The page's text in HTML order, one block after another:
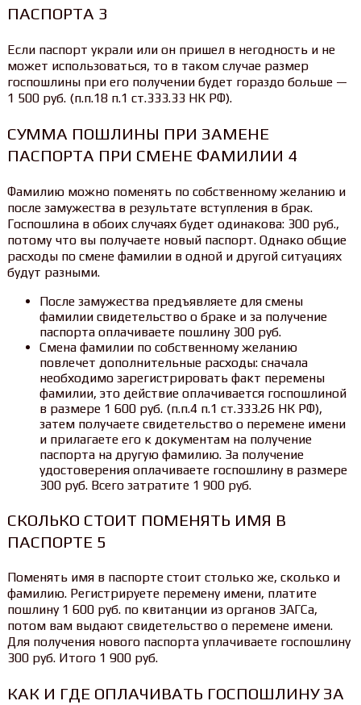
ПАСПОРТА 3
Если паспорт украли или он пришел в негодность и не
может использоваться, то в таком случае размер
госпошлины при его получении будет гораздо больше —
1 500 руб. (п.п.18 п.1 ст.333.33 НК РФ).
СУММА ПОШЛИНЫ ПРИ ЗАМЕНЕ
ПАСПОРТА ПРИ СМЕНЕ ФАМИЛИИ 4
Фамилию можно поменять по собственному желанию и
после замужества в результате вступления в брак.
Госпошлина в обоих случаях будет одинакова: 300 руб.,
потому что вы получаете новый паспорт. Однако общие
расходы по смене фамилии в одной и другой ситуациях
будут разными.
После замужества предъявляете для смены
фамилии свидетельство о браке и за получение
паспорта оплачиваете пошлину 300 руб.
Смена фамилии по собственному желанию
повлечет дополнительные расходы: сначала
необходимо зарегистрировать факт перемены
фамилии, это действие оплачивается госпошлиной
в размере 1 600 руб. (п.п.4 п.1 ст.333.26 НК РФ),
затем получаете свидетельство о перемене имени
и прилагаете его к документам на получение
паспорта на другую фамилию. За получение
удостоверения оплачиваете госпошлину в размере
300 руб. Всего затратите 1 900 руб.
СКОЛЬКО СТОИТ ПОМЕНЯТЬ ИМЯ В
ПАСПОРТЕ 5
Поменять имя в паспорте стоит столько же, сколько и
фамилию. Регистрируете перемену имени, платите
пошлину 1 600 руб. по квитанции из органов ЗАГСа,
потом вам выдают свидетельство о перемене имени.
Для получения нового паспорта уплачиваете госпошлину
300 руб. Итого 1 900 руб.
КАК И ГДЕ ОПЛАЧИВАТЬ ГОСПОШЛИНУ ЗА